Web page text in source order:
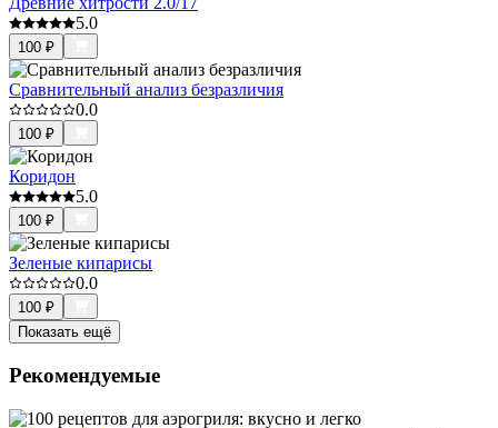
5.0
100 ₽
Сравнительный анализ безразличия
0.0
100 ₽
Коридон
5.0
100 ₽
Зеленые кипарисы
0.0
100 ₽
Показать ещё
Рекомендуемые